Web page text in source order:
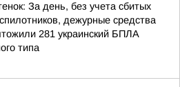
За день, без учета сбитых
дежурные средства
281 украинский БПЛА
типа